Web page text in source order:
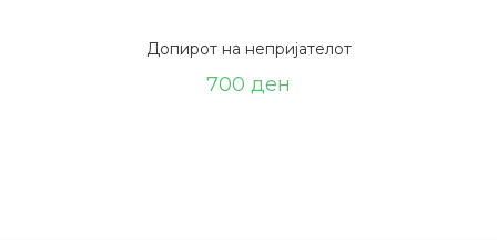
Допирот на непријателот
700 ден